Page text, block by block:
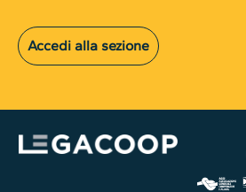
Accedi alla sezione